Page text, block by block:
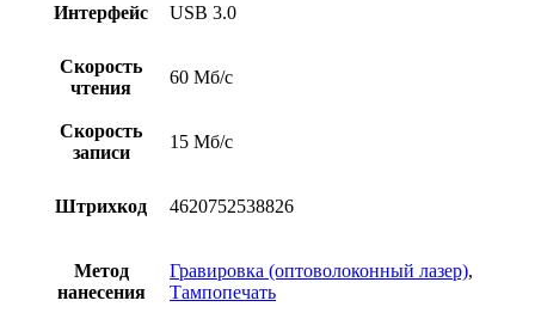
Интерфейс USB 3.0
Скорость
чтения
60 Мб/с
Скорость
записи
15 Мб/с
Штрихкод 4620752538826
Метод
нанесения
Гравировка (оптоволоконный лазер),
Тампопечать